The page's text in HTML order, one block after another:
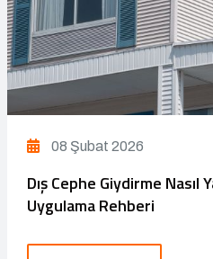
08 Şubat 2026
Dış Cephe Giydirme Nasıl
Uygulama Rehberi